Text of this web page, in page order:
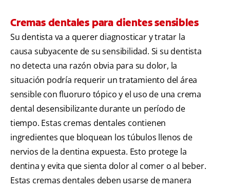
Cremas dentales para dientes sensibles
Su dentista va a querer diagnosticar y tratar la
causa subyacente de su sensibilidad. Si su dentista
no detecta una razón obvia para su dolor, la
situación podría requerir un tratamiento del área
sensible con fluoruro tópico y el uso de una crema
dental desensibilizante durante un período de
tiempo. Estas cremas dentales contienen
ingredientes que bloquean los túbulos llenos de
nervios de la dentina expuesta. Esto protege la
dentina y evita que sienta dolor al comer o al beber.
Estas cremas dentales deben usarse de manera